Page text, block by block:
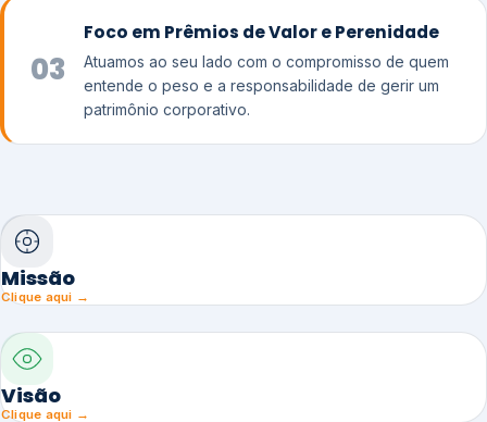
03
Foco em Prêmios de Valor e Perenidade
Atuamos ao seu lado com o compromisso de quem
entende o peso e a responsabilidade de gerir um
patrimônio corporativo.
Missão
Clique aqui →
Visão
Clique aqui →